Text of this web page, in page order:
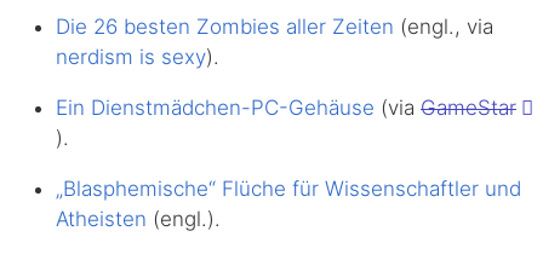
Die 26 besten Zombies aller Zeiten (engl., via
nerdism is sexy).
Ein Dienstmädchen-PC-Gehäuse (via GameStar
).
„Blasphemische“ Flüche für Wissenschaftler und
Atheisten (engl.).